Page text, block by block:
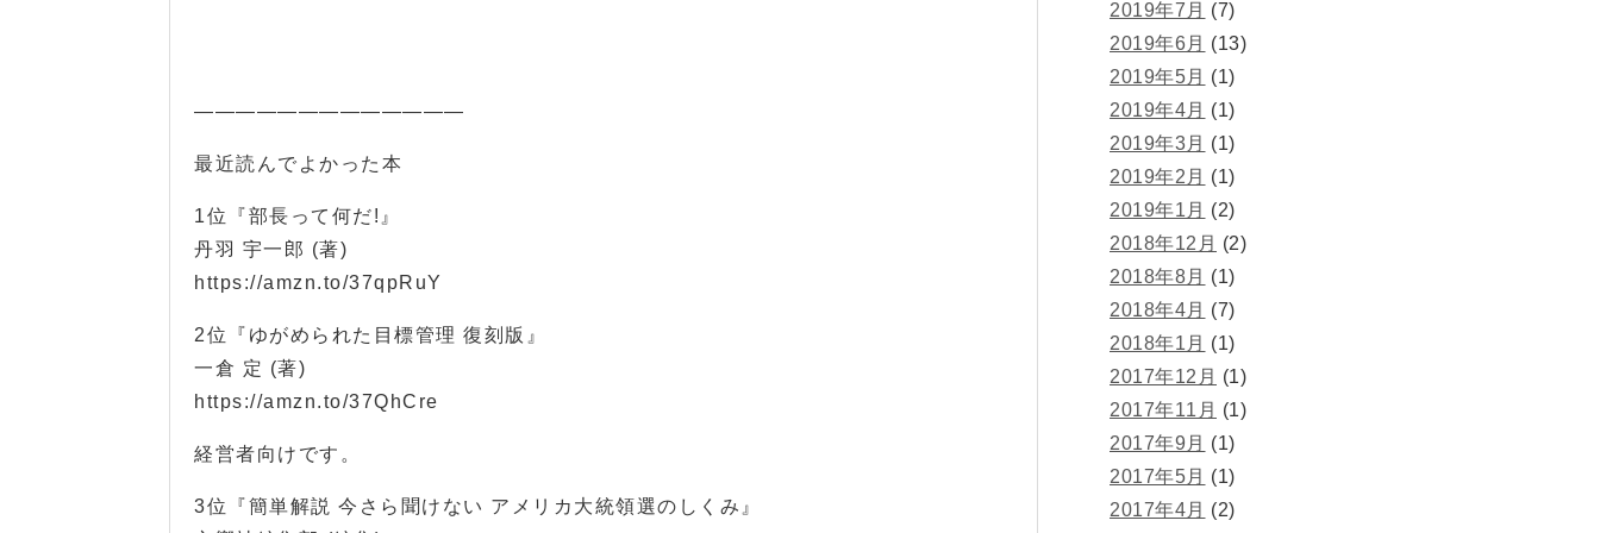
—————————————
最近読んでよかった本
1位『部長って何だ!』
丹羽 宇一郎 (著)
https://amzn.to/37qpRuY
2位『ゆがめられた目標管理 復刻版』
一倉 定 (著)
https://amzn.to/37QhCre
経営者向けです。
3位『簡単解説 今さら聞けない アメリカ大統領選のしくみ』
2019年7月 (7)
2019年6月 (13)
2019年5月 (1)
2019年4月 (1)
2019年3月 (1)
2019年2月 (1)
2019年1月 (2)
2018年12月 (2)
2018年8月 (1)
2018年4月 (7)
2018年1月 (1)
2017年12月 (1)
2017年11月 (1)
2017年9月 (1)
2017年5月 (1)
2017年4月 (2)